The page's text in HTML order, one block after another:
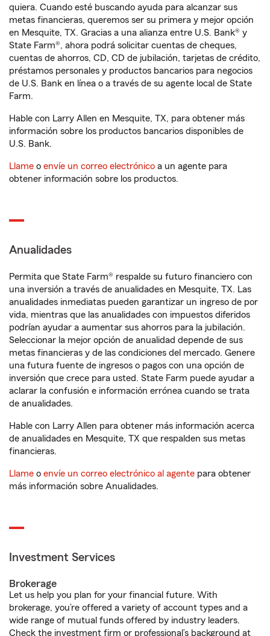
quiera. Cuando esté buscando ayuda para alcanzar sus
metas financieras, queremos ser su primera y mejor opción
en Mesquite, TX. Gracias a una alianza entre U.S. Bank® y
State Farm®, ahora podrá solicitar cuentas de cheques,
cuentas de ahorros, CD, CD de jubilación, tarjetas de crédito,
préstamos personales y productos bancarios para negocios
de U.S. Bank en línea o a través de su agente local de State
Farm.
Hable con Larry Allen en Mesquite, TX, para obtener más
información sobre los productos bancarios disponibles de
U.S. Bank.
Llame o envíe un correo electrónico a un agente para
obtener información sobre los productos.
Anualidades
Permita que State Farm® respalde su futuro financiero con
una inversión a través de anualidades en Mesquite, TX. Las
anualidades inmediatas pueden garantizar un ingreso de por
vida, mientras que las anualidades con impuestos diferidos
podrían ayudar a aumentar sus ahorros para la jubilación.
Seleccionar la mejor opción de anualidad depende de sus
metas financieras y de las condiciones del mercado. Genere
una futura fuente de ingresos o pagos con una opción de
inversión que crece para usted. State Farm puede ayudar a
aclarar la confusión e información errónea cuando se trata
de anualidades.
Hable con Larry Allen para obtener más información acerca
de anualidades en Mesquite, TX que respalden sus metas
financieras.
Llame o envíe un correo electrónico al agente para obtener
más información sobre Anualidades.
Investment Services
Brokerage
Let us help you plan for your financial future. With
brokerage, you’re offered a variety of account types and a
wide range of mutual funds offered by industry leaders.
Check the investment firm or professional’s background at